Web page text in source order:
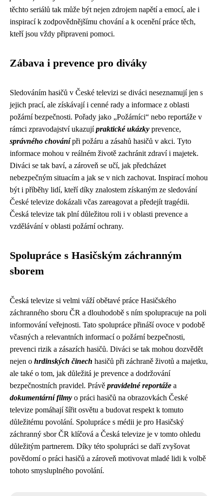
těchto seriálů tak může být nejen zdrojem napětí a emocí, ale i
inspirací k zodpovědnějšímu chování a k ocenění práce těch,
kteří jsou vždy připraveni pomoci.
Zábava i prevence pro diváky
Sledováním hasičů v České televizi se diváci neseznamují jen s
jejich prací, ale získávají i cenné rady a informace z oblasti
požární bezpečnosti. Pořady jako „Požárníci“ nebo reportáže v
rámci zpravodajství ukazujípraktické ukázky prevence,
správného chovánípři požáru a zásahů hasičů v akci. Tyto
informace mohou v reálném životě zachránit zdraví i majetek.
Diváci se tak baví, a zároveň se učí, jak předcházet
nebezpečným situacím a jak se v nich zachovat. Inspirací mohou
být i příběhy lidí, kteří díky znalostem získaným ze sledování
České televize dokázali včas zareagovat a předejít tragédii.
Česká televize tak plní důležitou roli i v oblasti prevence a
vzdělávání v oblasti požární ochrany.
Spolupráce s Hasičským záchranným
sborem
Česká televize si velmi váží obětavé práce Hasičského
záchranného sboru ČR a dlouhodobě s ním spolupracuje na poli
informování veřejnosti. Tato spolupráce přináší ovoce v podobě
včasných a relevantních informací o požární bezpečnosti,
prevenci rizik a zásazích hasičů. Diváci se tak mohou dozvědět
nejen o hrdinských činech hasičů při záchraně životů a majetku,
ale také o tom, jak důležitá je prevence a dodržování
bezpečnostních pravidel. Právě pravidelné reportáže a
dokumentární filmy o práci hasičů na obrazovkách České
televize pomáhají šířit osvětu a budovat respekt k tomuto
důležitému povolání. Spolupráce s médii je pro Hasičský
záchranný sbor ČR klíčová a Česká televize je v tomto ohledu
důležitým partnerem. Díky této spolupráci se daří zvyšovat
povědomí o práci hasičů a zároveň motivovat mladé lidi k volbě
tohoto smysluplného povolání.